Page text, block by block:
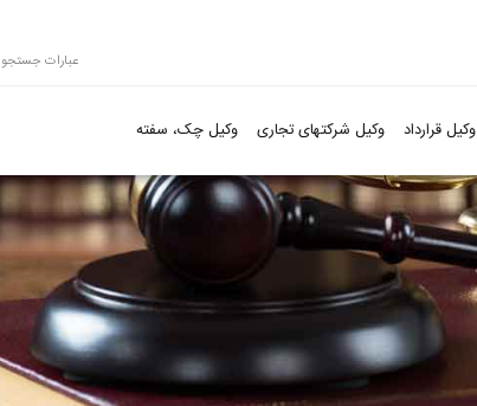
وکیل قرارداد وکیل شرکتهای تجاری وکیل چک، سفته